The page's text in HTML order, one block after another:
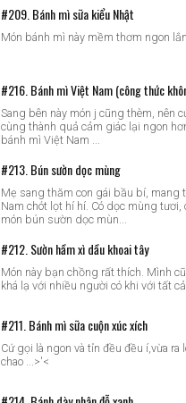
#209. Bánh mì sữa kiểu Nhật
Món bánh mì này mềm thơm ngon
#216. Bánh mì Việt Nam (công thức
Sang bên này món j cũng thèm, nên
cùng thành quả cảm giác lại ngon
bánh mì Việt Nam ...
#213. Bún sườn dọc mùng
Mẹ sang thăm con gái bầu bí, mang
Nam chót lọt hí hí. Có dọc mùng tươi,
món bún sườn dọc mùn...
#212. Sườn hầm xì dầu khoai tây
Món này bạn chồng rất thích. Mình
khá lạ với nhiều người có khi với tất
#211. Bánh mì sữa cuộn xúc xích
Cứ gọi là ngon và tỉn đều đều í,vừa ra
chao ...>'<